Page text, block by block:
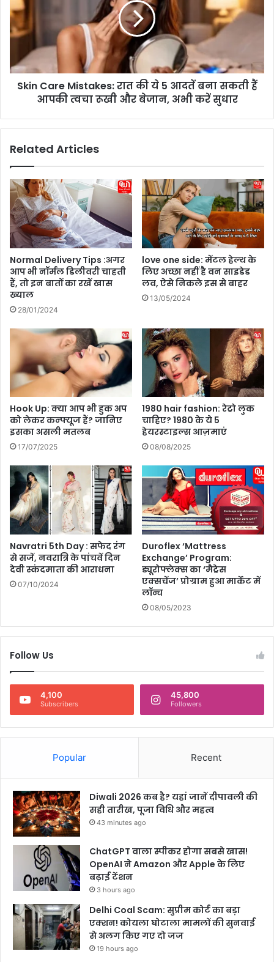
,
9
जु
को
क्यों
र
गे
,
क्या
है
छु
ट्टी
का
का
र
ण
घ
र
क
ने
से
प
ह
ले
न
लें
प
डे
ट
n
C
a
M
e
रा
की
ये
5
द
तें
ब
क
आ
की
त्व
चा
रू
खी
र
बे
न
अ
भी
क
रें
सु
Skin Care Mistakes: रात की ये 5 आदतें बना सकती हैं
आपकी त्वचा रूखी और बेजान, अभी करें सुधार
Related Articles
Normal Delivery Tips :अगर
आप भी नॉर्मल डिलीवरी चाहती
हैं, तो इन बातों का रखें खास
ख्याल
28/01/2024
love one side: मेंटल हेल्थ के
लिए अच्छा नहीं है वन साइडेड
लव, ऐसे निकले इस से बाहर
13/05/2024
Hook Up: क्या आप भी हुक अप
को लेकर कन्फ्यूज हैं? जानिए
इसका असली मतलब
17/07/2025
1980 hair fashion: रेट्रो लुक
चाहिए? 1980 के ये 5
हेयरस्टाइल्स आज़माएं
08/08/2025
Navratri 5th Day : सफेद रंग
से सजें, नवरात्रि के पांचवें दिन
देवी स्कंदमाता की आराधना
07/10/2024
Duroflex ‘Mattress
Exchange’ Program:
ड्यूरोफ्लेक्‍स का ‘मैट्रेस
एक्‍सचेंज’ प्रोग्राम हुआ मार्केट में
लॉन्च
08/05/2023
Follow Us
4,100
Subscribers
45,800
Followers
Popular Recent
Diwali 2026 कब है? यहां जानें दीपावली की
सही तारीख, पूजा विधि और महत्व
43 minutes ago
ChatGPT वाला स्पीकर होगा सबसे खास!
OpenAI ने Amazon और Apple के लिए
बढ़ाई टेंशन
3 hours ago
Delhi Coal Scam: सुप्रीम कोर्ट का बड़ा
एक्शन! कोयला घोटाला मामलों की सुनवाई
से अलग किए गए दो जज
19 hours ago